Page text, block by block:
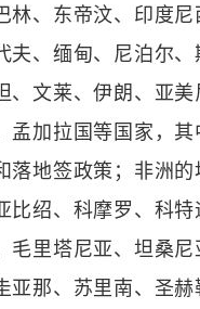
林、东帝汶、印度尼
夫、缅甸、尼泊尔
、文莱、伊朗、亚美
孟加拉国等国家，
落地签政策；非洲的
比绍、科摩罗、科
毛里塔尼亚、坦桑
亚那、苏里南、圣